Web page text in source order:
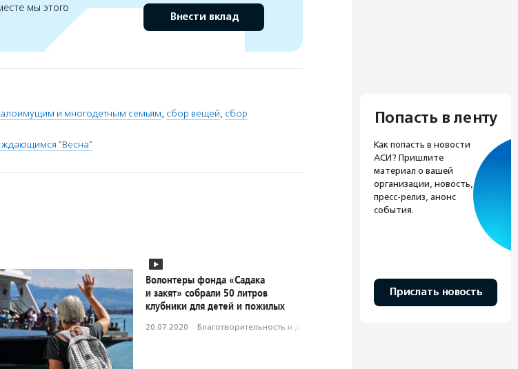
мы этого
Внести вклад
и многодетным семьям, сбор вещей, сбор
"Весна"
Волонтеры фонда «Садака
и закят» собрали 50 литров
клубники для детей и пожилых
20.07.2020 · Благотвори­тель­ность и доброволь­чест­во
Попасть в ленту
Как попасть в новости
АСИ? Пришлите
материал о вашей
организации, новость,
пресс-релиз, анонс
события.
Прислать новость